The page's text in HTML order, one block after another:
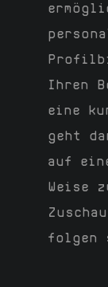
Ihren
eine
geht
auf
Weise
folgen